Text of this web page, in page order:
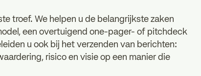
troef. We helpen u de belangrijkste zaken
een overtuigend one-pager- of pitchdeck
u ook bij het verzenden van berichten:
risico en visie op een manier die